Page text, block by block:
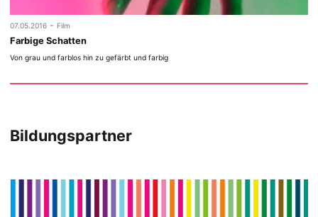
07.05.2016 - Film
Farbige Schatten
Von grau und farblos hin zu gefärbt und farbig
Bildungspartner